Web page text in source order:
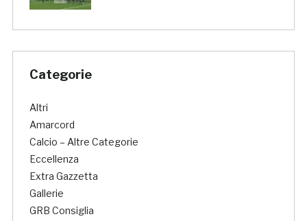
Categorie
Altri
Amarcord
Calcio – Altre Categorie
Eccellenza
Extra Gazzetta
Gallerie
GRB Consiglia